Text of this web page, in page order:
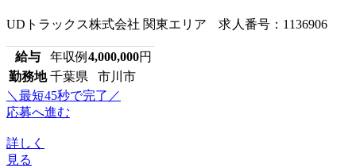
UDトラックス株式会社 関東エリア 求人番号：1136906
給与 年収例 4,000,000円
勤務地 千葉県 市川市
＼最短45秒で完了／
応募へ進む
詳しく
見る